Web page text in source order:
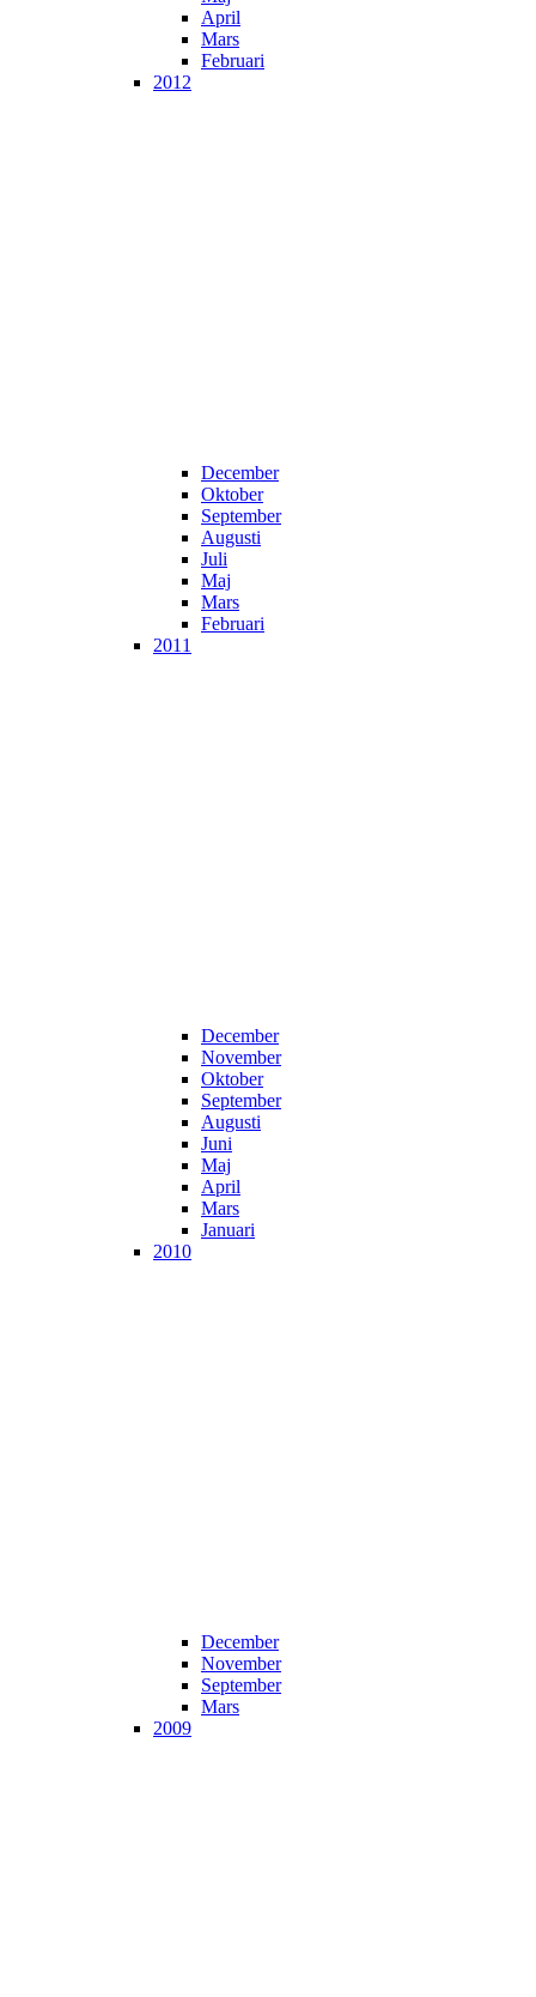
April
Mars
Februari
2012
December
Oktober
September
Augusti
Juli
Maj
Mars
Februari
2011
December
November
Oktober
September
Augusti
Juni
Maj
April
Mars
Januari
2010
December
November
September
Mars
2009